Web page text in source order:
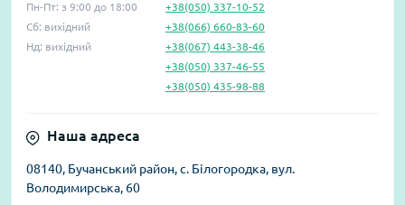
Пн-Пт: з 9:00 до 18:00
Сб: вихідний
Нд: вихідний
+38(050) 337-10-52
+38(066) 660-83-60
+38(067) 443-38-46
+38(050) 337-46-55
+38(050) 435-98-88
Наша адреса
08140, Бучанський район, с. Білогородка, вул.
Володимирська, 60